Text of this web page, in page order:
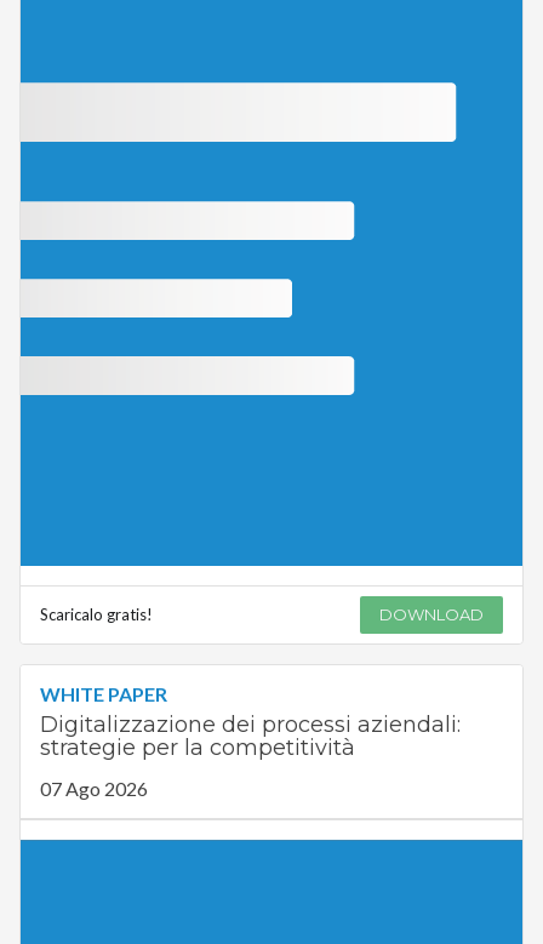
Scaricalo gratis! DOWNLOAD
WHITE PAPER
Digitalizzazione dei processi aziendali:
strategie per la competitività
07 Ago 2026